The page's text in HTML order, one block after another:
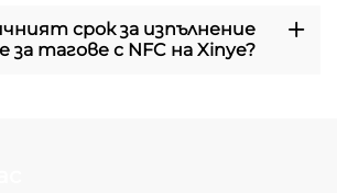
срок за изпълнение
за тагове с NFC на Xinye?